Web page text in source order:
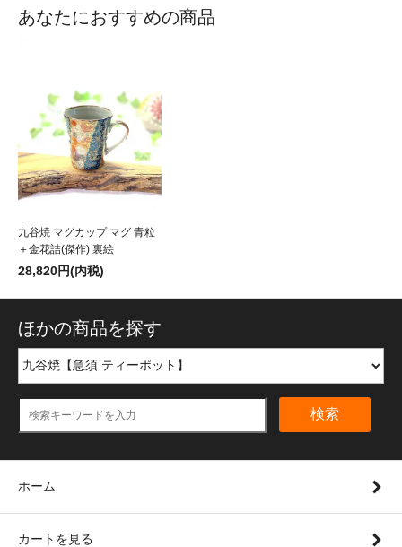
あなたにおすすめの商品
九谷焼 マグカップ マグ 青粒
＋金花詰(傑作) 裏絵
28,820円(内税)
ほかの商品を探す
検索
ホーム
カートを見る